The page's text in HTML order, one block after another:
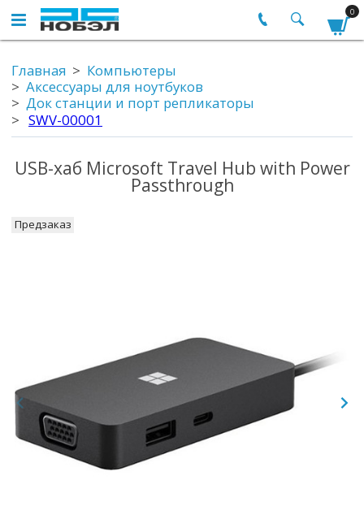
0
Главная
Компьютеры
Аксессуары для ноутбуков
Док станции и порт репликаторы
SWV-00001
USB-хаб Microsoft Travel Hub with Power
Passthrough
Предзаказ